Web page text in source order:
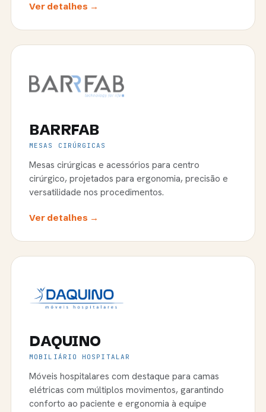
Ver detalhes →
BARRFAB
MESAS CIRÚRGICAS
Mesas cirúrgicas e acessórios para centro
cirúrgico, projetados para ergonomia, precisão e
versatilidade nos procedimentos.
Ver detalhes →
DAQUINO
MOBILIÁRIO HOSPITALAR
Móveis hospitalares com destaque para camas
elétricas com múltiplos movimentos, garantindo
conforto ao paciente e ergonomia à equipe